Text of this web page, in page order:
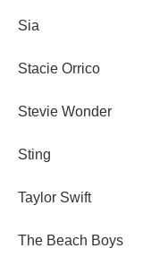
Sia
Stacie Orrico
Stevie Wonder
Sting
Taylor Swift
The Beach Boys